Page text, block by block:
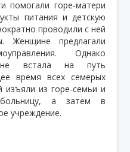
помогали горе-матери
питания и детскую
проводили с ней
Женщине предлагали
Однако
не встала на путь
время всех семерых
изъяли из горе-семьи и
а затем в
учреждение.